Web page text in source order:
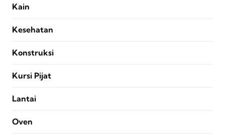
Kain
Kesehatan
Konstruksi
Kursi Pijat
Lantai
Oven